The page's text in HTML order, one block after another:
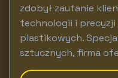
zdobył zaufanie
technologii i
plastikowych.
sztucznych, firma